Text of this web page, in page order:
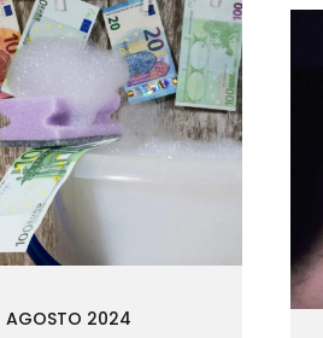
gli interessi
titoli. E questo a
dei rendimenti
alla loro
timbro che Poste
tabella, la quale
AGOSTO 2024